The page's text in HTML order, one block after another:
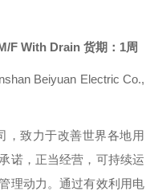
F With Drain 货期：1周
Beiyuan Electric Co.,
，致力于改善世界各地用
诺，正当经营，可持续运
理动力。通过有效利用电